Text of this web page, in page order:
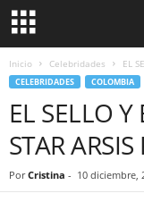
Inicio Celebridades EL
CELEBRIDADES COLOMBIA
EL SELLO
STAR
Por Cristina - 10 diciembre,